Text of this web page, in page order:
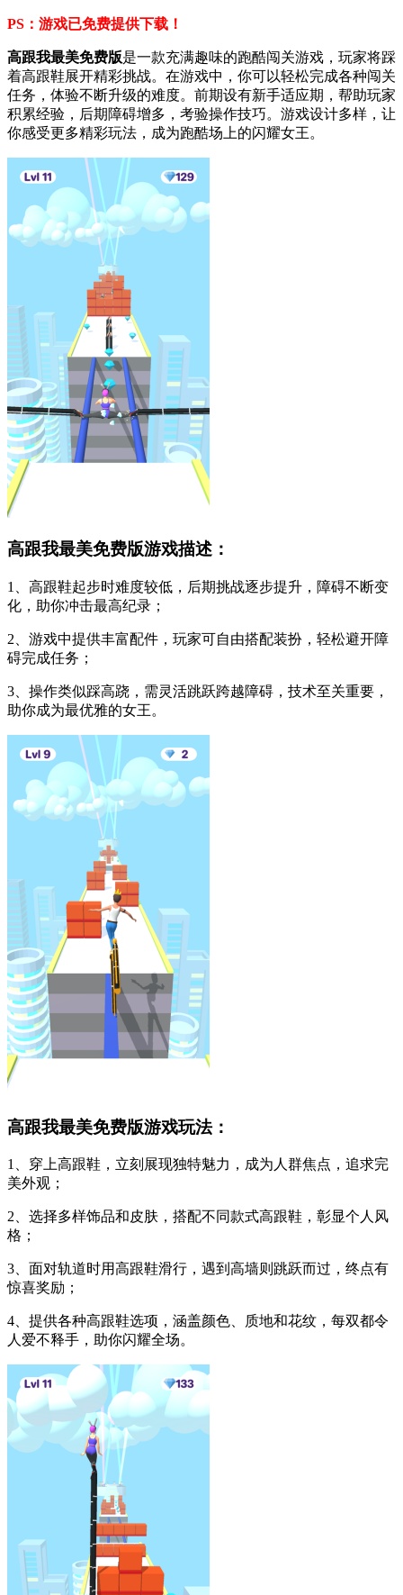
PS：游戏已免费提供下载！
高跟我最美免费版是一款充满趣味的跑酷闯关游戏，玩家将踩
着高跟鞋展开精彩挑战。在游戏中，你可以轻松完成各种闯关
任务，体验不断升级的难度。前期设有新手适应期，帮助玩家
积累经验，后期障碍增多，考验操作技巧。游戏设计多样，让
你感受更多精彩玩法，成为跑酷场上的闪耀女王。
高跟我最美免费版游戏描述：
1、高跟鞋起步时难度较低，后期挑战逐步提升，障碍不断变
化，助你冲击最高纪录；
2、游戏中提供丰富配件，玩家可自由搭配装扮，轻松避开障
碍完成任务；
3、操作类似踩高跷，需灵活跳跃跨越障碍，技术至关重要，
助你成为最优雅的女王。
高跟我最美免费版游戏玩法：
1、穿上高跟鞋，立刻展现独特魅力，成为人群焦点，追求完
美外观；
2、选择多样饰品和皮肤，搭配不同款式高跟鞋，彰显个人风
格；
3、面对轨道时用高跟鞋滑行，遇到高墙则跳跃而过，终点有
惊喜奖励；
4、提供各种高跟鞋选项，涵盖颜色、质地和花纹，每双都令
人爱不释手，助你闪耀全场。